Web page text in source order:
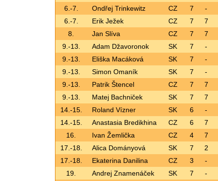
6.-7.
Ondřej Trinkewitz CZ 7
-
6.-7.
Erik Ježek CZ 7
7
8.
Jan Slíva CZ 7
7
9.-13.
Adam Džavoronok SK 7
-
9.-13.
Eliška Macáková SK 7
-
9.-13.
Simon Omaník SK 7
-
9.-13.
Patrik Štencel CZ 7
7
9.-13.
Matej Bachniček SK 7
7
14.-15.
Roland Vízner SK 6
-
14.-15.
Anastasia Bredikhina CZ 6
7
16.
Ivan Žemlička CZ 4
7
17.-18.
Alica Dományová SK 7
2
17.-18.
Ekaterina Danilina CZ 3
-
19.
Andrej Znamenáček SK 7
-